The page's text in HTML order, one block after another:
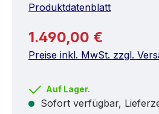
Produktdatenblatt
Regulärer Preis:
1.490,00 €
Preise inkl. MwSt. zzgl.
Auf Lager.
Sofort verfügbar,